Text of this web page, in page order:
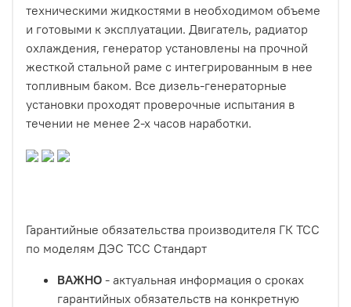
техническими жидкостями в необходимом объеме
и готовыми к эксплуатации. Двигатель, радиатор
охлаждения, генератор установлены на прочной
жесткой стальной раме с интегрированным в нее
топливным баком. Все дизель-генераторные
установки проходят проверочные испытания в
течении не менее 2-х часов наработки.
Гарантийные обязательства производителя ГК ТСС
по моделям ДЭС ТСС Стандарт
ВАЖНО - актуальная информация о сроках
гарантийных обязательств на конкретную